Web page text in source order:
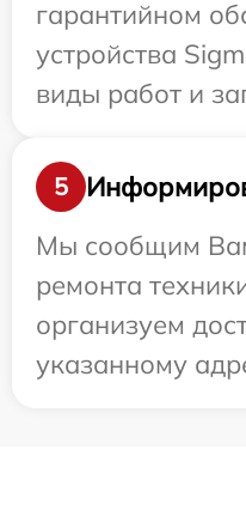
гарантийном
устройства
виды работ и
5
Мы сообщим
ремонта
организуем
указанному